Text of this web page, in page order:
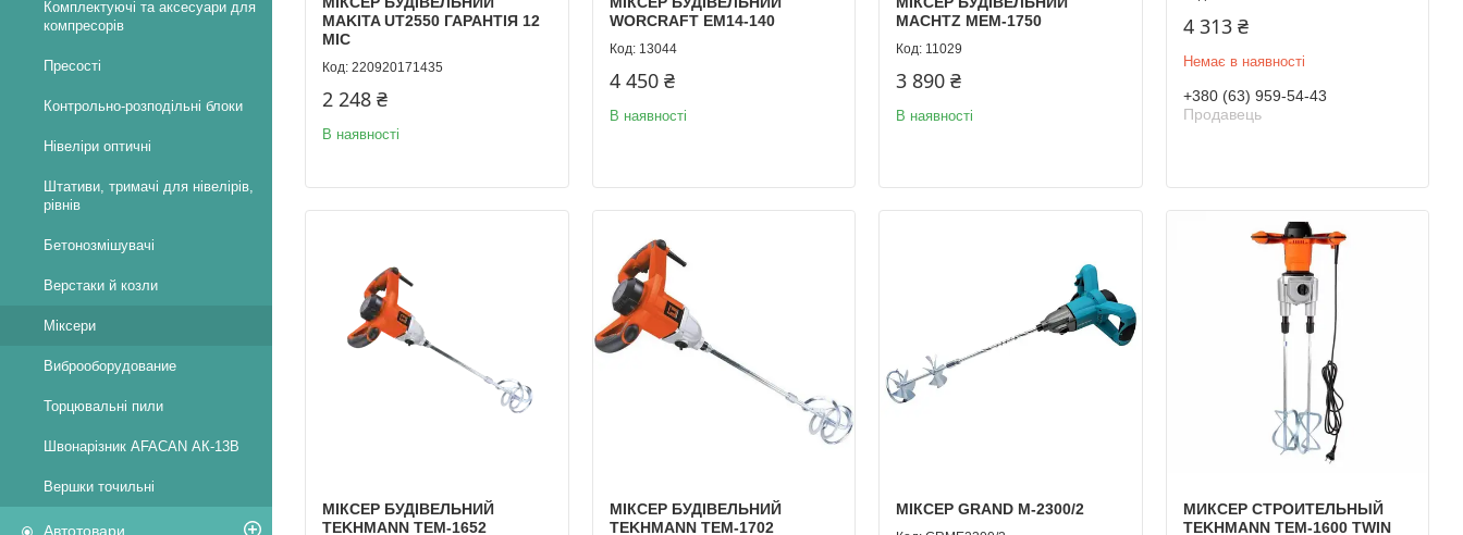
Комплектуючі та аксесуари для
компресорів
Пресості
Контрольно-розподільні блоки
Нівеліри оптичні
Штативи, тримачі для нівелірів,
рівнів
Бетонозмішувачі
Верстаки й козли
Міксери
Виброоборудование
Торцювальні пили
Швонарізник AFACAN АК-13В
Вершки точильні
Автотовари
MAKITA UT2550 ГАРАНТІЯ 12
МІС
220920171435
2 248 ₴
В наявності
WORCRAFT EM14-140
13044
4 450 ₴
В наявності
MACHTZ MEM-1750
11029
3 890 ₴
В наявності
4 313 ₴
Немає в наявності
+380 (63) 959-54-43
Продавець
МІКСЕР БУДІВЕЛЬНИЙ
TEKHMANN TEM-1652
МІКСЕР БУДІВЕЛЬНИЙ
TEKHMANN TEM-1702
МІКСЕР GRAND М-2300/2
МИКСЕР СТРОИТЕЛЬНЫЙ
TEKHMANN TEM-1600 TWIN